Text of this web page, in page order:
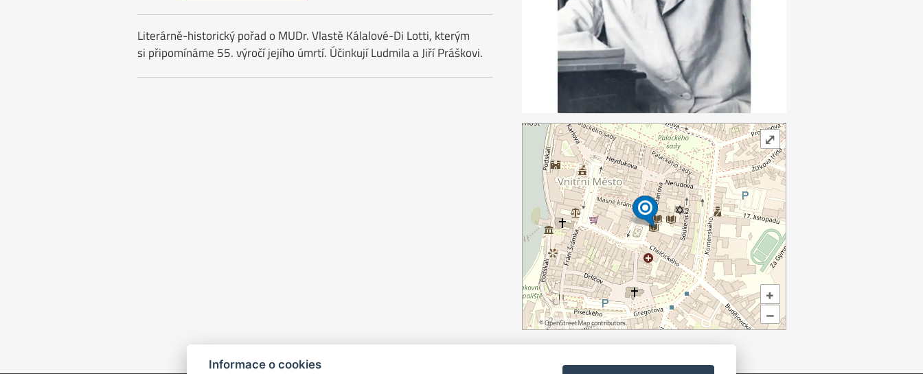
Literárně-historický pořad o MUDr. Vlastě Kálalové-Di Lotti, kterým
si připomínáme 55. výročí jejího úmrtí. Účinkují Ludmila a Jiří Práškovi.
+
–
©OpenStreetMapcontributors.
⤢
Informace o cookies